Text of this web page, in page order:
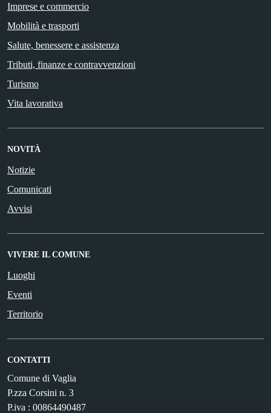
Imprese e commercio
Mobilità e trasporti
Salute, benessere e assistenza
Tributi, finanze e contravvenzioni
Turismo
Vita lavorativa
NOVITÀ
Notizie
Comunicati
Avvisi
VIVERE IL COMUNE
Luoghi
Eventi
Territorio
CONTATTI
Comune di Vaglia
P.zza Corsini n. 3
P.iva : 00864490487